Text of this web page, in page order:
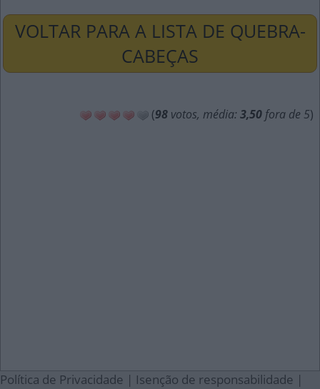
VOLTAR PARA A LISTA DE QUEBRA-
CABEÇAS
(98 votos, média: 3,50 fora de 5)
Política de Privacidade | Isenção de responsabilidade |